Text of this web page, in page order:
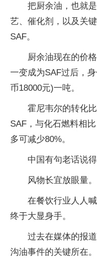
把厨余油，也就
艺、催化剂，以及关
SAF。
厨余油现在的价
一变成为SAF过后，
币18000元)一吨。
霍尼韦尔的转化
SAF，与化石燃料相
多可减少80%。
中国有句老话说得
风物长宜放眼量。
在餐饮行业人人
终于大显身手。
过去在媒体的报
沟油事件的关键所在。